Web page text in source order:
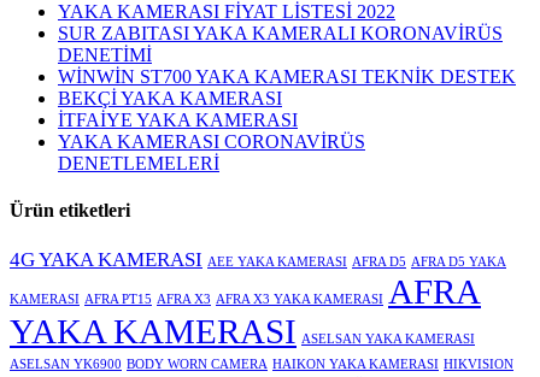
YAKA KAMERASI FİYAT LİSTESİ 2022
SUR ZABITASI YAKA KAMERALI KORONAVİRÜS
DENETİMİ
WİNWİN ST700 YAKA KAMERASI TEKNİK DESTEK
BEKÇİ YAKA KAMERASI
İTFAİYE YAKA KAMERASI
YAKA KAMERASI CORONAVİRÜS
DENETLEMELERİ
Ürün etiketleri
4G YAKA KAMERASI AEE YAKA KAMERASI AFRA D5 AFRA D5 YAKA
KAMERASI AFRA PT15 AFRA X3 AFRA X3 YAKA KAMERASI AFRA
YAKA KAMERASI ASELSAN YAKA KAMERASI
ASELSAN YK6900 BODY WORN CAMERA HAIKON YAKA KAMERASI HIKVISION